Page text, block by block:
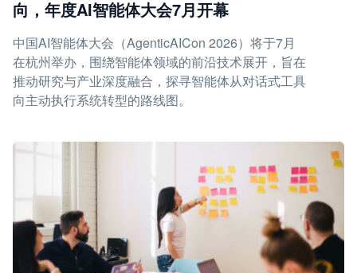
向，年度AI智能体大会7月开幕
中国AI智能体大会（AgenticAICon 2026）将于7月
在杭州举办，围绕智能体领域的前沿技术展开，旨在
推动研究与产业深度融合，探寻智能体从对话式工具
向主动执行系统转型的路线图。